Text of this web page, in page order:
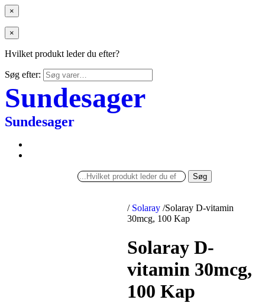
×
×
Hvilket produkt leder du efter?
Søg efter:
Sundesager
Sundesager
Søg
/ Solaray /Solaray D-vitamin
30mcg, 100 Kap
Solaray D-
vitamin 30mcg,
100 Kap